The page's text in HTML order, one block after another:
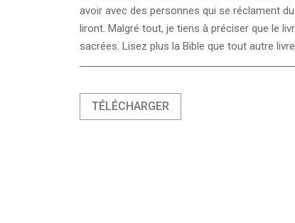
avoir avec des personnes qui se réclament
liront. Malgré tout, je tiens à préciser que le
sacrées. Lisez plus la Bible que tout autre
TÉLÉCHARGER